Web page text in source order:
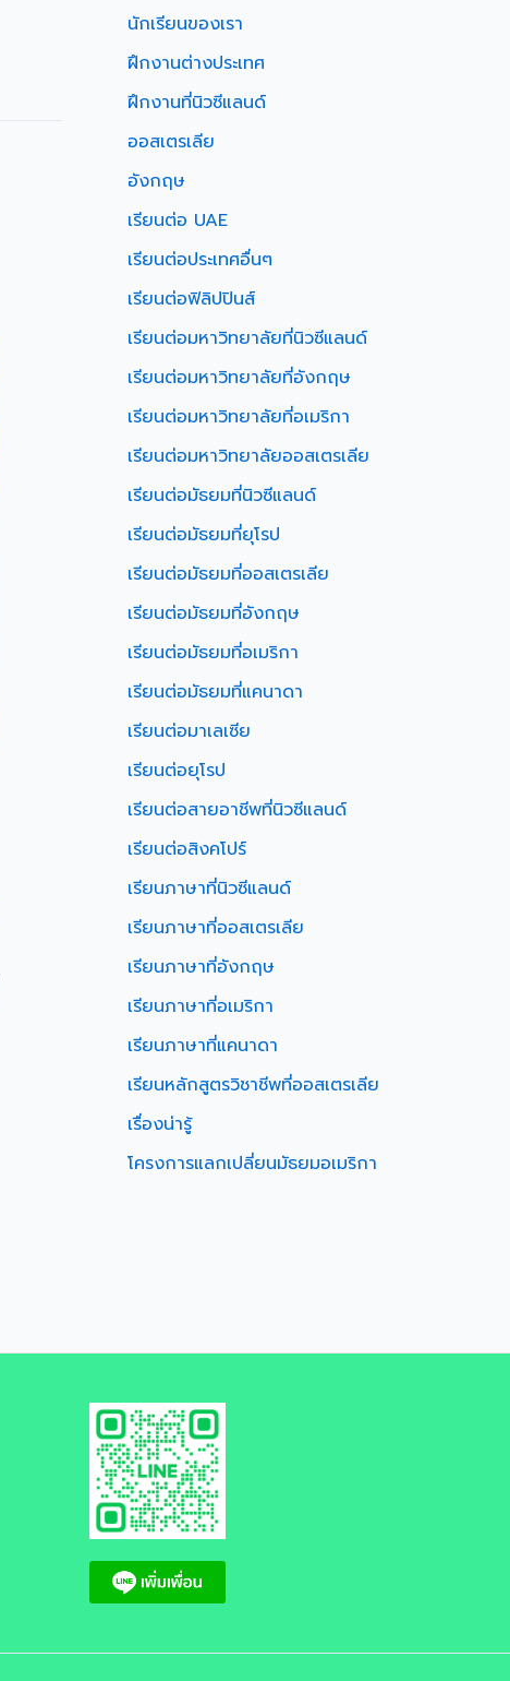
นักเรียนของเรา
ฝึกงานต่างประเทศ
ฝึกงานที่นิวซีแลนด์
ออสเตรเลีย
อังกฤษ
เรียนต่อ UAE
เรียนต่อประเทศอื่นๆ
เรียนต่อฟิลิปปินส์
เรียนต่อมหาวิทยาลัยที่นิวซีแลนด์
เรียนต่อมหาวิทยาลัยที่อังกฤษ
เรียนต่อมหาวิทยาลัยที่อเมริกา
เรียนต่อมหาวิทยาลัยออสเตรเลีย
เรียนต่อมัธยมที่นิวซีแลนด์
เรียนต่อมัธยมที่ยุโรป
เรียนต่อมัธยมที่ออสเตรเลีย
เรียนต่อมัธยมที่อังกฤษ
เรียนต่อมัธยมที่อเมริกา
เรียนต่อมัธยมที่แคนาดา
เรียนต่อมาเลเซีย
เรียนต่อยุโรป
เรียนต่อสายอาชีพที่นิวซีแลนด์
เรียนต่อสิงคโปร์
เรียนภาษาที่นิวซีแลนด์
เรียนภาษาที่ออสเตรเลีย
เรียนภาษาที่อังกฤษ
เรียนภาษาที่อเมริกา
เรียนภาษาที่แคนาดา
เรียนหลักสูตรวิชาชีพที่ออสเตรเลีย
เรื่องน่ารู้
โครงการแลกเปลี่ยนมัธยมอเมริกา